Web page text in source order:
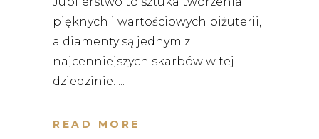
pięknych i wartościowych biżuterii,
a diamenty są jednym z
najcenniejszych skarbów w tej
dziedzinie.
READ MORE